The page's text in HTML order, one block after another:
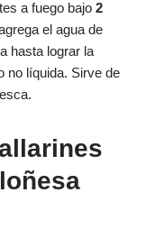
a fuego bajo 2
el agua de
hasta lograr la
no líquida. Sirve de